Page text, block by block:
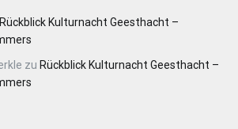
Rückblick Kulturnacht Geesthacht –
zu Rückblick Kulturnacht Geesthacht –